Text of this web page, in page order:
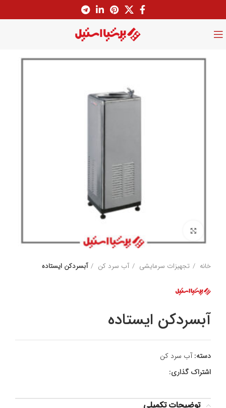
خانه تجهیزات سرمایشی آب سرد کن آبسردکن ایستاده
آبسردکن ایستاده
دسته: آب سرد کن
اشتراک گذاری:
توضیحات تکمیلی